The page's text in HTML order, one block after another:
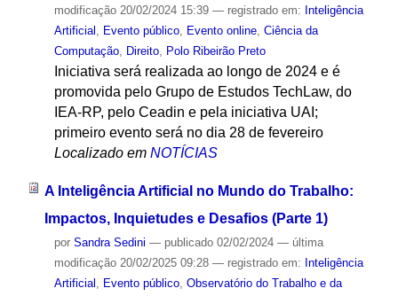
modificação20/02/2024 15:39 — registrado em: Inteligência
Artificial , Evento público, Evento online, Ciência da
Computação, Direito, Polo Ribeirão Preto
Iniciativa será realizada ao longo de 2024 e é
promovida pelo Grupo de Estudos TechLaw, do
IEA-RP, pelo Ceadin e pela iniciativa UAI;
primeiro evento será no dia 28 de fevereiro
Localizado em NOTÍCIAS
A Inteligência Artificial no Mundo do Trabalho:
Impactos, Inquietudes e Desafios (Parte 1)
por Sandra Sedini — publicado02/02/2024 — última
modificação20/02/2025 09:28 — registrado em: Inteligência
Artificial , Evento público, Observatório do Trabalho e da